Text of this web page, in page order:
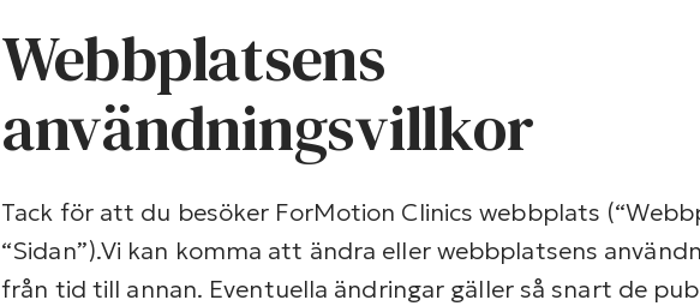
Webbplatsens
användningsvillkor
Tack för att du besöker ForMotion Clinics webbplats
“Sidan”).Vi kan komma att ändra eller webbplatsens
från tid till annan. Eventuella ändringar gäller så snart de